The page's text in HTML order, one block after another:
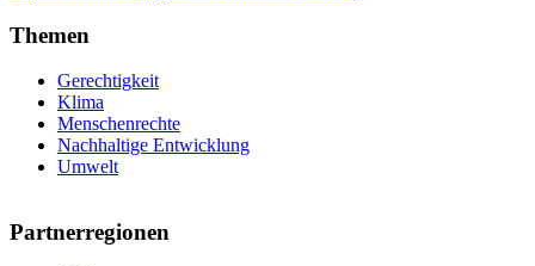
Themen
Gerechtigkeit
Klima
Menschenrechte
Nachhaltige Entwicklung
Umwelt
Partnerregionen